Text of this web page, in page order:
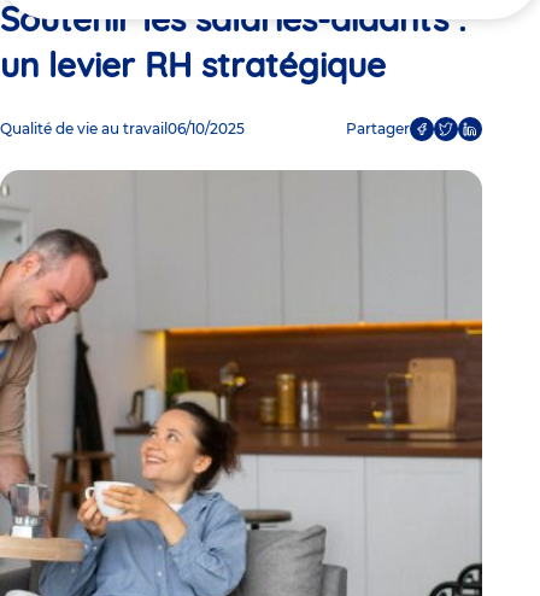
ici
Soutenir les salariés-aidants :
un levier RH stratégique
Qualité de vie au travail 06/10/2025 Partager